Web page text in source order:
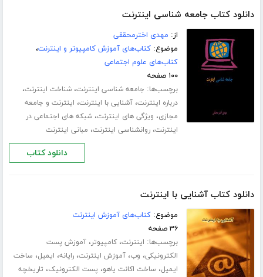
دانلود کتاب جامعه شناسی اینترنت
از: مهدی اخترمحققی
موضوع:کتاب‌های آموزش کامپیوتر و اینترنت،
کتاب‌های علوم اجتماعی
۱۰۰ صفحه
برچسب‌ها: جامعه شناسی اینترنت،شناخت اینترنت،
درباره اینترنت،آشنایی با اینترنت، اینترنت و جامعه
مجازی، ویژگی های اینترنت،شبکه های اجتماعی در
اینترنت،روانشناسی اینترنت، مبانی اینترنت
دانلود کتاب
دانلود کتاب آشنایی با اینترنت
موضوع:کتاب‌های آموزش اینترنت
۳۶ صفحه
برچسب‌ها: اینترنت،کامپیوتر،آموزش پست
الکترونیکی، وب،آموزش اینترنت،رایانه، ایمیل، ساخت
ایمیل، ساخت اکانت یاهو، پست الکترونیک، تاریخچه